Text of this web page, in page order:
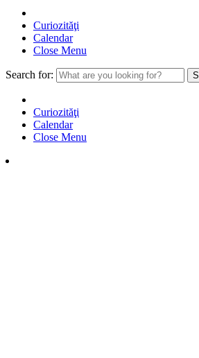
Curiozităţi
Calendar
Close Menu
Search for:
Curiozităţi
Calendar
Close Menu